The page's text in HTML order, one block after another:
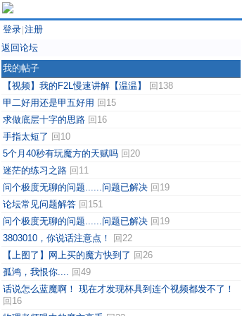
登录 注册
返回论坛
我的帖子
【视频】我的F2L慢速讲解【温温】
回138
甲二好用还是甲五好用 回15
求做底层十字的思路 回16
手指太短了 回10
5个月40秒有玩魔方的天赋吗 回20
迷茫的练习之路 回11
问个极度无聊的问题......问题已解决 回19
论坛常见问题解答 回151
问个极度无聊的问题......问题已解决 回19
3803010，你说话注意点！
回22
【上图了】网上买的魔方快到了 回26
孤鸿，我恨你.... 回49
话说怎么蓝魔啊！ 现在才发现杯具到连个视频都发不了！
回16